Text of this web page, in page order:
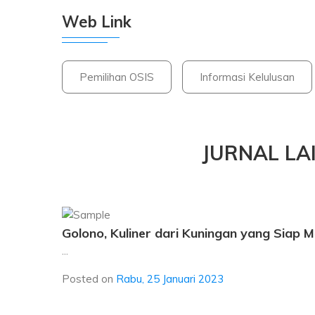
Web Link
Pemilihan OSIS Informasi Kelulusan
JURNAL
Golono, Kuliner dari Kuningan yang Siap
...
Posted on Rabu, 25 Januari 2023